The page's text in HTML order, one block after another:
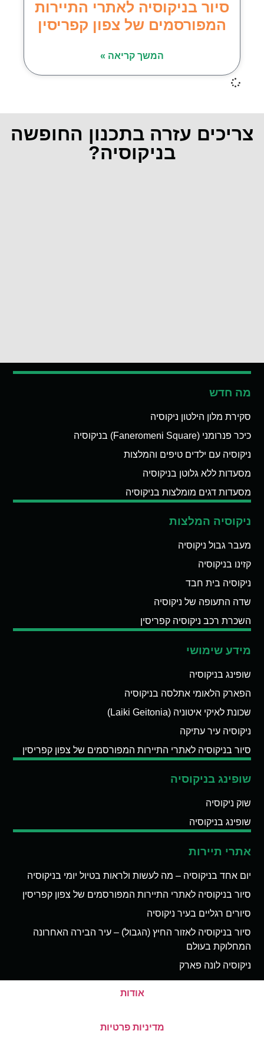
סיור בניקוסיה לאתרי התיירות
המפורסמים של צפון קפריסין
המשך קריאה »
צריכים עזרה בתכנון החופשה
בניקוסיה?
מה חדש
סקירת מלון הילטון ניקוסיה
כיכר פנרומני (Faneromeni Square) בניקוסיה
ניקוסיה עם ילדים טיפים והמלצות
מסעדות ללא גלוטן בניקוסיה
מסעדות דגים מומלצות בניקוסיה
ניקוסיה המלצות
מעבר גבול ניקוסיה
קזינו בניקוסיה
ניקוסיה בית חבד
שדה התעופה של ניקוסיה
השכרת רכב ניקוסיה קפריסין
מידע שימושי
שופינג בניקוסיה
הפארק הלאומי אתלסה בניקוסיה
שכונת לאיקי איטוניה (Laiki Geitonia)
ניקוסיה עיר עתיקה
סיור בניקוסיה לאתרי התיירות המפורסמים של צפון קפריסין
שופינג בניקוסיה
שוק ניקוסיה
שופינג בניקוסיה
אתרי תיירות
יום אחד בניקוסיה – מה לעשות ולראות בטיול יומי בניקוסיה
סיור בניקוסיה לאתרי התיירות המפורסמים של צפון קפריסין
סיורים רגליים בעיר ניקוסיה
סיור בניקוסיה לאזור החיץ (הגבול) – עיר הבירה האחרונה
המחלוקת בעולם
ניקוסיה לונה פארק
אודות
מדיניות פרטיות